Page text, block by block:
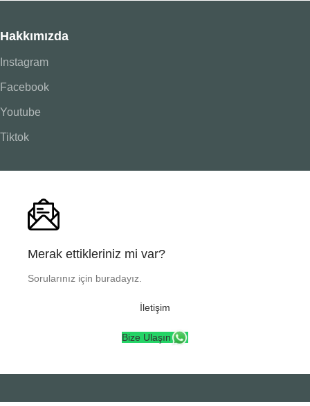
Hakkımızda
Instagram
Facebook
Youtube
Tiktok
Merak ettikleriniz mi var?
Sorularınız için buradayız.
İletişim
Bize Ulaşın